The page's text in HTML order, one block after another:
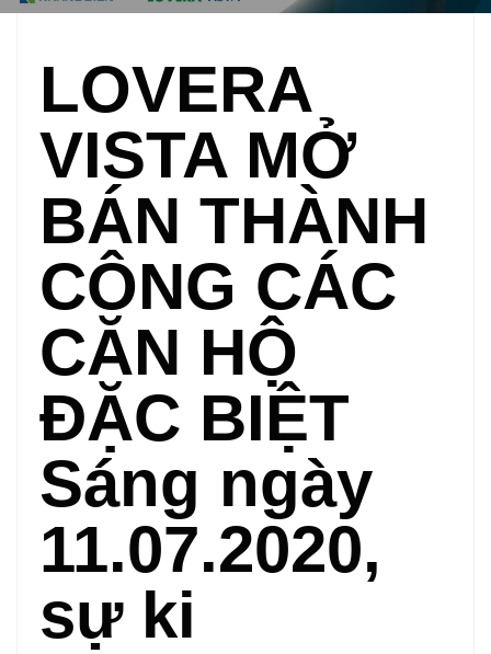
LOVERA
VISTA MỞ
BÁN THÀNH
CÔNG CÁC
CĂN HỘ
ĐẶC BIỆT
Sáng ngày
11.07.2020,
sự ki